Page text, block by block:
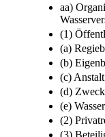
aa)
(1)
(a)
(b)
(c)
(d)
(e)
(2)
(3)